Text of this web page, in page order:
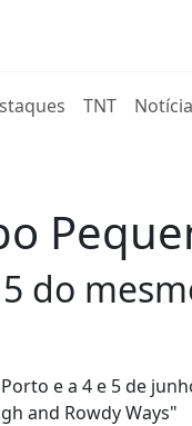
TNT
do
e a 4 e 5 de
and Rowdy Ways"